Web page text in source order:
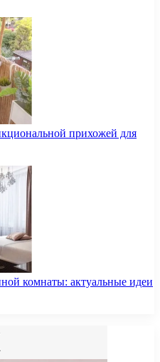
прихожей для
комнаты: актуальные идеи